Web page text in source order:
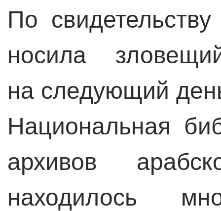
По
носила
на следующий
Национальная
архивов
находилось